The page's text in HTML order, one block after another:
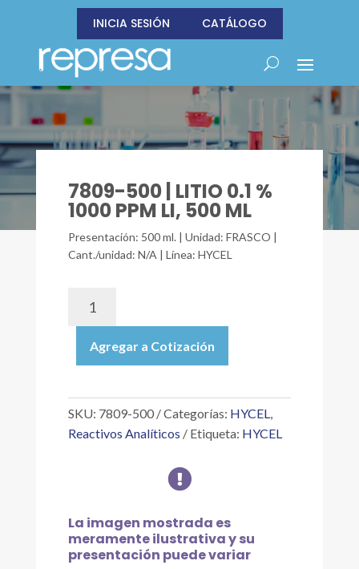
INICIA SESIÓN CATÁLOGO
7809-500 | LITIO 0.1 %
1000 PPM LI, 500 ML
Presentación: 500 ml. | Unidad: FRASCO |
Cant./unidad: N/A | Línea: HYCEL
LITIO
0.1
1000
LI,
Agregar a Cotización
SKU: 7809-500 Categorías: HYCEL,
Reactivos Analíticos
Etiqueta: HYCEL

La imagen mostrada es
meramente ilustrativa y su
presentación puede variar